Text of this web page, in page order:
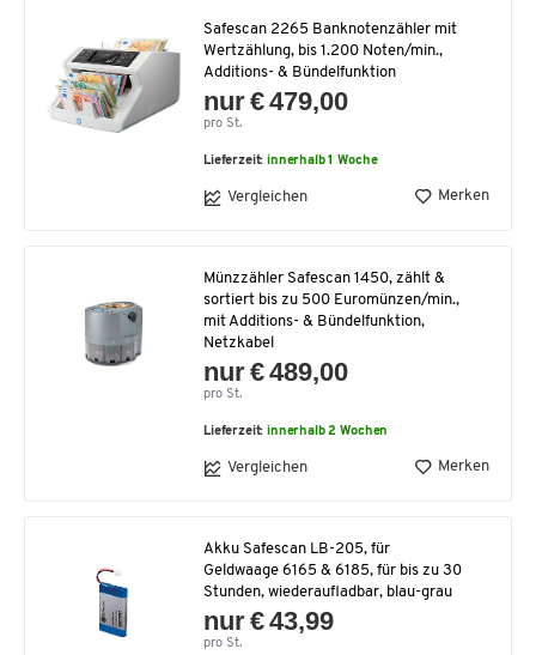
Safescan 2265 Banknotenzähler mit
Wertzählung, bis 1.200 Noten/min.,
Additions- & Bündelfunktion
nur € 479,00
pro St.
Lieferzeit:innerhalb 1 Woche
Vergleichen Merken
Münzzähler Safescan 1450, zählt &
sortiert bis zu 500 Euromünzen/min.,
mit Additions- & Bündelfunktion,
Netzkabel
nur € 489,00
pro St.
Lieferzeit:innerhalb 2 Wochen
Vergleichen Merken
Akku Safescan LB-205, für
Geldwaage 6165 & 6185, für bis zu 30
Stunden, wiederaufladbar, blau-grau
nur € 43,99
pro St.